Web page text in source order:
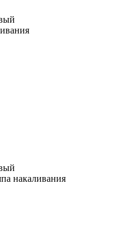
накаливания